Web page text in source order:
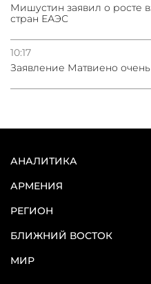
Мишустин заявил о росте
стран ЕАЭС
10:17
Заявление Матвиено
АНАЛИТИКА
АРМЕНИЯ
РЕГИОН
БЛИЖНИЙ ВОСТОК
МИР